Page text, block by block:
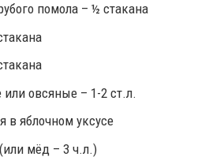
помола – ½ стакана
овсяные – 1-2 ст.л.
в яблочном уксусе
мёд – 3 ч.л.)